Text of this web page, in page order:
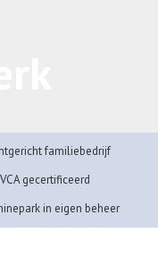
familiebedrijf
VCA gecertificeerd
in eigen beheer